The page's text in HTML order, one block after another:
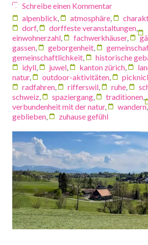
Schreibe einen Kommentar
alpenblick, atmosphäre,
dorf, dorffeste veranstaltungen,
einwohnerzahl, fachwerkhäuser,
gassen, geborgenheit,
gemeinschaftlichkeit, historische
idyll, juwel, kanton zürich,
natur, outdoor-aktivitäten,
radfahren, rifferswil, ruhe,
schweiz, spaziergang, traditionen,
verbundenheit mit der natur, wandern
geblieben, zuhause gefühl